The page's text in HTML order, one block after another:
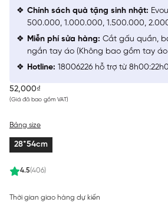
52,000₫
(Giá đã bao gồm VAT)
4.5(406)
Bảng size
28*54cm
Thời gian giao hàng dự kiến
Chính sách quà tặng sinh nhật:
500.000, 1.000.000, 1.500.000,
Miễn phí sửa hàng: Cắt gấu quần,
ngắn tay áo (Không bao gồm tay áo
Hotline: 18006226 hỗ trợ từ